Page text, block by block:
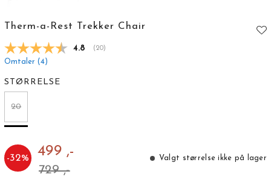
Therm-a-Rest Trekker Chair
Gjennomsnittskarakter:
4.8 (stemmer:
20)
Omtaler (4)
STØRRELSE
20
-32% 499 ,-
729 ,-
Valgt størrelse ikke på lager